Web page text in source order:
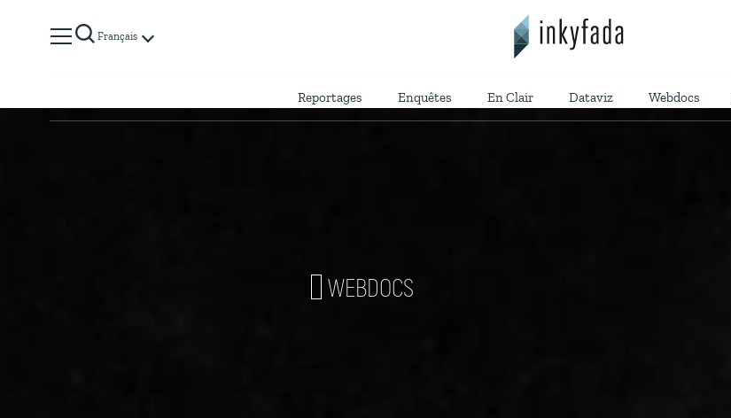
Français
Reportages Enquêtes En Clair Dataviz Webdocs
WEBDOCS